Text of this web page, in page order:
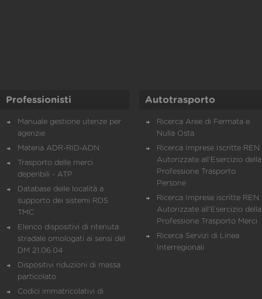
Professionisti
Manuale gestione utenze per
agenzie
Materia ADR-RID-ADN
Trasporto delle merci
deperibili - ATP
Database delle località a
supporto dei sistemi RDS
TMC
Elenco dispositivi di ritenuta
stradale omologati ai sensi del
DM 21.06.04
Dispositivi riduzioni di massa
particolato
Codici immatricolativi di
Autotrasporto
Ricerca Aree di Fermata e
Nulla Osta
Ricerca Imprese Iscritte REN
Autorizzate all'Esercizio della
Professione Trasporto
Persone
Ricerca Imprese iscritte REN
Autorizzate all'Esercizio della
Professione Trasporto Merci
Ricerca Servizi di Linea
Interregionali